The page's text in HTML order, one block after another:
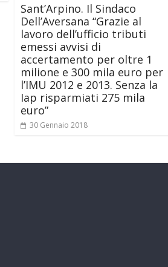
Sant’Arpino. Il Sindaco
Dell’Aversana “Grazie al
lavoro dell’ufficio tributi
emessi avvisi di
accertamento per oltre 1
milione e 300 mila euro per
l’IMU 2012 e 2013. Senza la
Iap risparmiati 275 mila
euro”
30 Gennaio 2018